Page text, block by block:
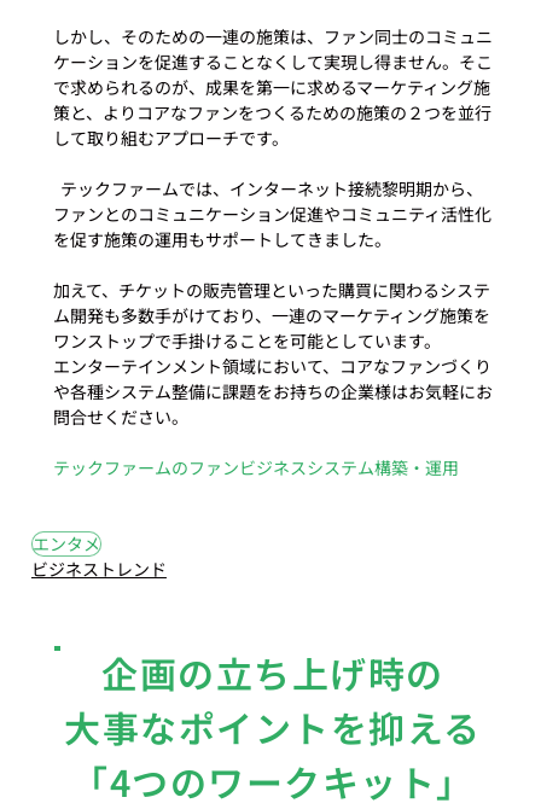
しかし、そのための一連の施策は、ファン同士のコミュニ
ケーションを促進することなくして実現し得ません。そこ
で求められるのが、成果を第一に求めるマーケティング施
策と、よりコアなファンをつくるための施策の２つを並行
して取り組むアプローチです。
ファンとのコミュニケーション促進やコミュニティ活性化
を促す施策の運用もサポートしてきました。
加えて、チケットの販売管理といった購買に関わるシステ
ム開発も多数手がけており、一連のマーケティング施策を
ワンストップで手掛けることを可能としています。
エンターテインメント領域において、コアなファンづくり
や各種システム整備に課題をお持ちの企業様はお気軽にお
問合せください。
テックファームのファンビジネスシステム構築・運用
エンタメ
ビジネストレンド
企画の立ち上げ時の
大事なポイントを抑える
「4つのワークキット」